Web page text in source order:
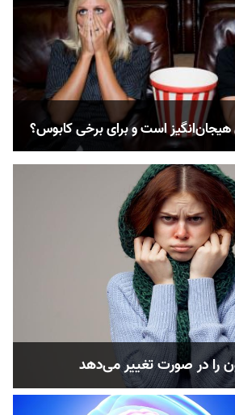
است و برای برخی کابوس؟
را در صورت تغییر می‌دهد